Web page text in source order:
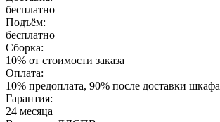
бесплатно
Подъём:
бесплатно
Сборка:
10% от стоимости заказа
Оплата:
10% предоплата, 90% после доставки шкафа
Гарантия:
24 месяца